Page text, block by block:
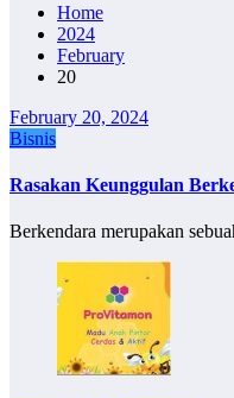
Home
2024
February
20
February 20, 2024
Bisnis
Rasakan Keunggulan
Berkendara merupakan